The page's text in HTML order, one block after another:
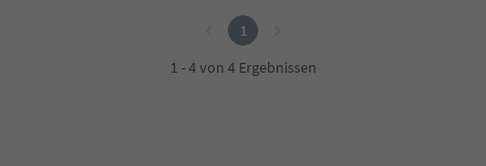
1
1 - 4 von 4 Ergebnissen